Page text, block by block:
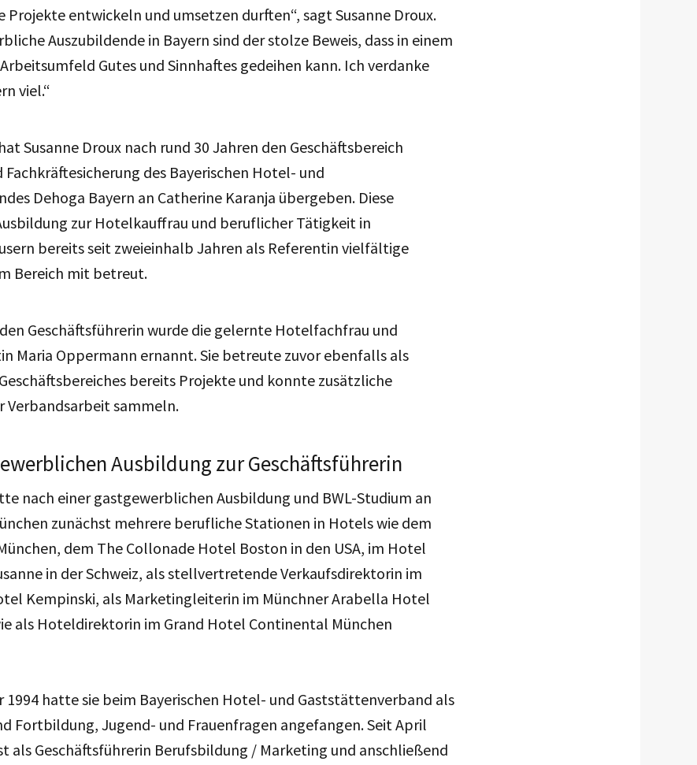
Projekte entwickeln und umsetzen durften“, sagt Susanne Droux.
Auszubildende in Bayern sind der stolze Beweis, dass in einem
Gutes und Sinnhaftes gedeihen kann. Ich verdanke
viel.“
Susanne Droux nach rund 30 Jahren den Geschäftsbereich
des Bayerischen Hotel- und
Dehoga Bayern an Catherine Karanja übergeben. Diese
zur Hotelkauffrau und beruflicher Tätigkeit in
bereits seit zweieinhalb Jahren als Referentin vielfältige
Bereich mit betreut.
Geschäftsführerin wurde die gelernte Hotelfachfrau und
Maria Oppermann ernannt. Sie betreute zuvor ebenfalls als
bereits Projekte und konnte zusätzliche
Verbandsarbeit sammeln.
Ausbildung zur Geschäftsführerin
nach einer gastgewerblichen Ausbildung und BWL-Studium an
zunächst mehrere berufliche Stationen in Hotels wie dem
dem The Collonade Hotel Boston in den USA, im Hotel
in der Schweiz, als stellvertretende Verkaufsdirektorin im
Kempinski, als Marketingleiterin im Münchner Arabella Hotel
als Hoteldirektorin im Grand Hotel Continental München
1994 hatte sie beim Bayerischen Hotel- und Gaststättenverband als
Fortbildung, Jugend- und Frauenfragen angefangen. Seit April
als Geschäftsführerin Berufsbildung / Marketing und anschließend